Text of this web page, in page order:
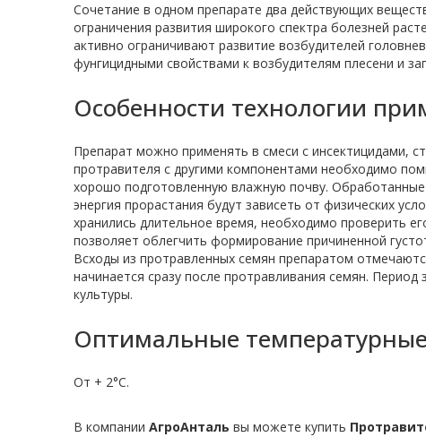
Сочетание в одном препарате два действующих
ограничения развития широкого спектра болезней
активно ограничивают развитие возбудителей
фунгицидными свойствами к возбудителям плесени и
Особенности технологии
Препарат можно применять в смеси с инсектицидами,
протравителя с другими компонентами необходимо
хорошо подготовленную влажную почву. Обработанные
энергия прорастания будут зависеть от физических
хранились длительное время, необходимо проверить
позволяет облегчить формирование причиненной
Всходы из протравленных семян препаратом
начинается сразу после протравливания семян.
культуры.
Оптимальные
От + 2°С.
В компании АгроАнталь вы можете купить